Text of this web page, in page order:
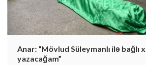
Anar: “Mövlud Süleymanlı ilə
yazacağam”